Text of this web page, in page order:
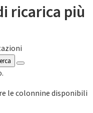
ricarica più
le colonnine disponibili